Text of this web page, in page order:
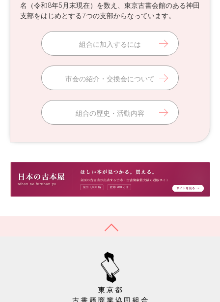
名（令和8年5月末現在）を数え、東京古書会館のある神田
支部をはじめとする7つの支部からなっています。
組合に加入するには
市会の紹介・交換会について
組合の歴史・活動内容